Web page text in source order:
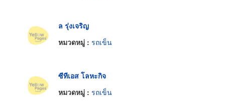
ล รุ่งเจริญ
หมวดหมู่ : รถเข็น
ซีทีเอส โลหะกิจ
หมวดหมู่ : รถเข็น